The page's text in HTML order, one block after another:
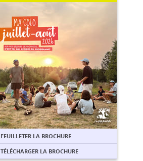
FEUILLETER LA BROCHURE
TÉLÉCHARGER LA BROCHURE